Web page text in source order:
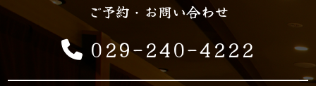
ご予約・お問い合わせ
029-240-4222